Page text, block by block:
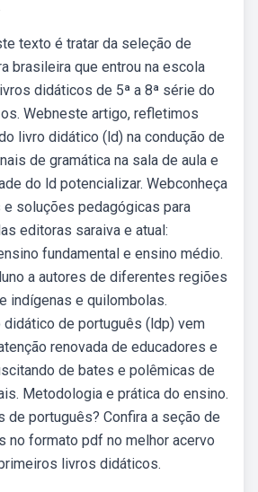
texto é tratar da seleção de
brasileira que entrou na escola
didáticos de 5ª a 8ª série do
Webneste artigo, refletimos
livro didático (ld) na condução de
de gramática na sala de aula e
do ld potencializar. Webconheça
soluções pedagógicas para
editoras saraiva e atual:
fundamental e ensino médio.
a autores de diferentes regiões
indígenas e quilombolas.
de português (ldp) vem
renovada de educadores e
de bates e polêmicas de
Metodologia e prática do ensino.
de português? Confira a seção de
no formato pdf no melhor acervo
livros didáticos.